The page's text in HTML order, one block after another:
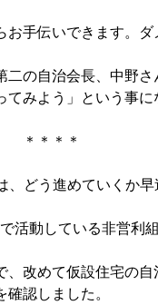
お手伝いできます。
の自治会長、中野さ
みよう」という事に
＊＊＊
どう進めていくか
活動している非営利
改めて仮設住宅の
認しました。